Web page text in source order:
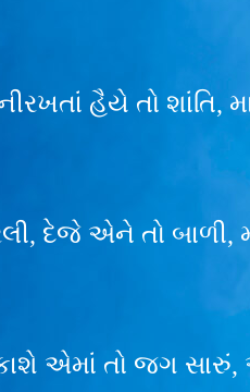
હૈયે તો શાંતિ,
દેજે એને તો બાળી,
એમાં તો જગ સારું,